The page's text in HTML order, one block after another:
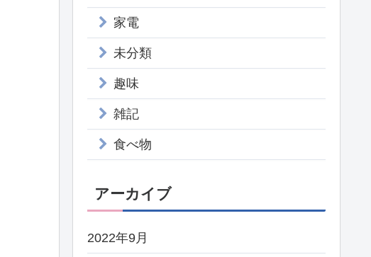
家電
未分類
趣味
雑記
食べ物
アーカイブ
2022年9月